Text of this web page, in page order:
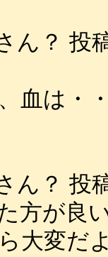
ん？ 投
血は・
ん？ 投
方が良
大変だ